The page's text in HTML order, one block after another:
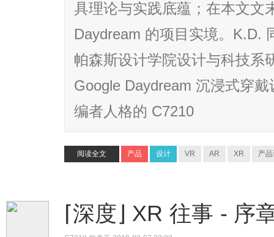
具理论与实践底蕴；在本文文
Daydream 的项目实境。K.D.
帕森斯设计学院设计与科技系
Google Daydream 沉浸式穿
编者人格的 C7210
阅读全文 产品 设计 VR AR XR 产
⌈深度⌋ XR 往事 - 序